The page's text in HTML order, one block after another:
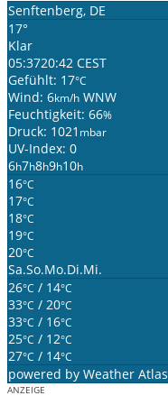
Senftenberg, DE
17°
Klar
05:3720:42 CEST
Gefühlt: 17°C
Wind: 6km/h WNW
Feuchtigkeit: 66%
Druck: 1021 mbar
UV-Index: 0
6h7h8h9h10h
16°C
17°C
18°C
19°C
20°C
Sa.So.Mo.Di.Mi.
26°C / 14°C
33°C / 20°C
33°C / 16°C
25°C / 12°C
27°C / 14°C
powered by Weather Atlas
ANZEIGE